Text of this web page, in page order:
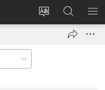
Промени
Пријава
(отвара
Претрага
сајта
JW.ORG